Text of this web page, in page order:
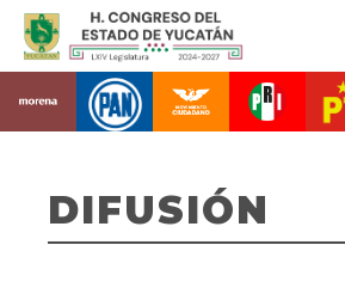
DIFUSIÓN